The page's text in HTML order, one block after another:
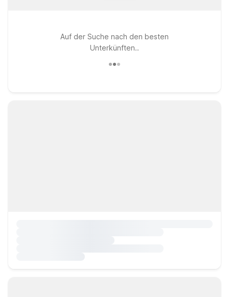
Auf der Suche nach den besten
Unterkünften..